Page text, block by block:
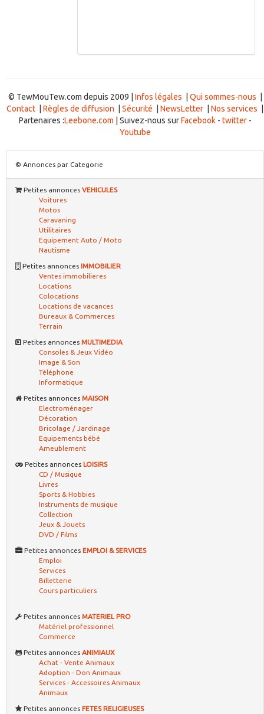
© TewMouTew.com depuis 2009 | Infos légales Qui sommes-nous
Contact
Règles de diffusion Sécurité NewsLetter Nos services
Partenaires :Leebone.com | Suivez-nous surFacebook- twitter-
Youtube
© Annonces par Categorie
Petites annonces VEHICULES
Voitures
Motos
Caravaning
Utilitaires
Equipement Auto / Moto
Nautisme
Petites annonces IMMOBILIER
Ventes immobilieres
Locations
Colocations
Locations de vacances
Bureaux & Commerces
Terrain
Petites annonces MULTIMEDIA
Consoles & Jeux Vidéo
Image & Son
Téléphone
Informatique
Petites annonces MAISON
Electroménager
Décoration
Bricolage / Jardinage
Equipements bébé
Ameublement
Petites annonces LOISIRS
CD / Musique
Livres
Sports & Hobbies
Instruments de musique
Collection
Jeux & Jouets
DVD / Films
Petites annonces EMPLOI & SERVICES
Emploi
Services
Billetterie
Cours particuliers
Petites annonces MATERIEL PRO
Matériel professionnel
Commerce
Petites annonces ANIMIAUX
Achat - Vente Animaux
Adoption - Don Animaux
Services - Accessoires Animaux
Animaux
Petites annonces FETES RELIGIEUSES